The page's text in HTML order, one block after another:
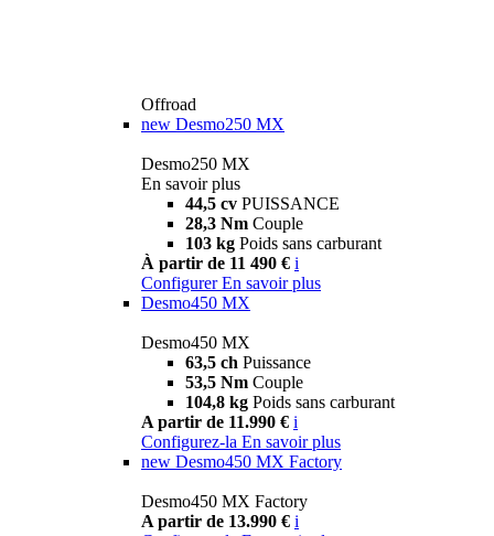
Offroad
new Desmo250 MX
Desmo250 MX
En savoir plus
44,5 cv PUISSANCE
28,3 Nm Couple
103 kg Poids sans carburant
À partir de 11 490 € i
Configurer En savoir plus
Desmo450 MX
Desmo450 MX
63,5 ch Puissance
53,5 Nm Couple
104,8 kg Poids sans carburant
A partir de 11.990 € i
Configurez-la En savoir plus
new Desmo450 MX Factory
Desmo450 MX Factory
A partir de 13.990 € i